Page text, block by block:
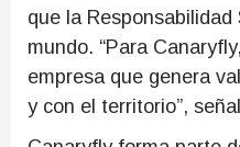
que la
mundo. “Para
empresa que genera
y con el territorio”,